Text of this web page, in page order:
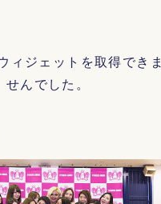
ィジェットを取得できま
せんでした。